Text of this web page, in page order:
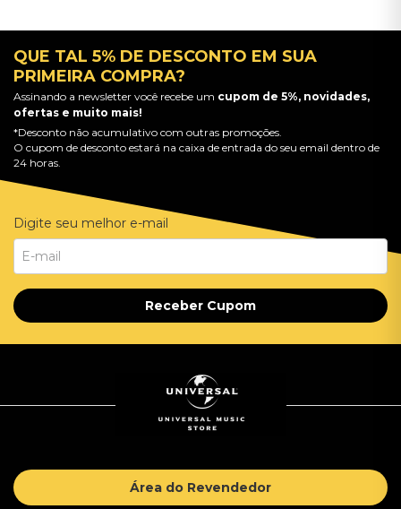
QUE TAL 5% DE DESCONTO EM SUA
PRIMEIRA COMPRA?
Assinando a newsletter você recebe um cupom de 5%, novidades,
ofertas e muito mais!
*Desconto não acumulativo com outras promoções.
O cupom de desconto estará na caixa de entrada do seu email dentro de
24 horas.
Digite seu melhor e-mail
Receber Cupom
Área do Revendedor